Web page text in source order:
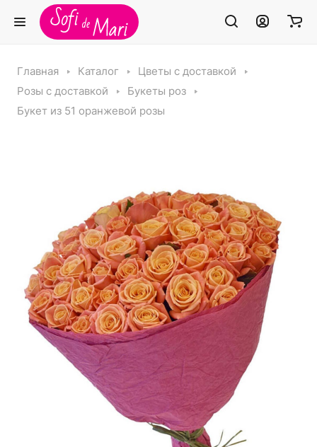
Главная Каталог
Цветы с доставкой
Розы с доставкой
Букеты роз
Букет из 51 оранжевой розы